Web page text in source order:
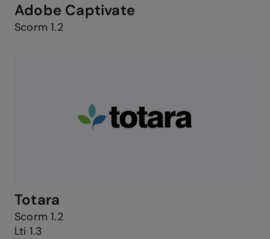
Adobe Captivate
Scorm 1.2
Totara
Scorm 1.2
Lti 1.3